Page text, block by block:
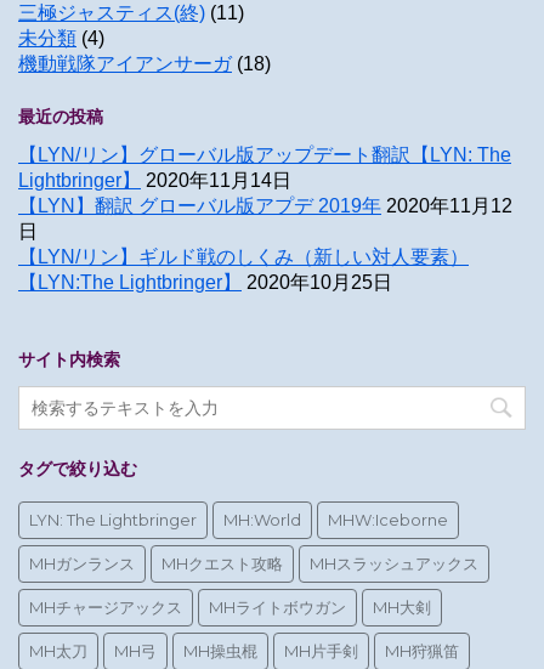
三極ジャスティス(終) (11)
未分類 (4)
機動戦隊アイアンサーガ(18)
最近の投稿
【LYN/リン】グローバル版アップデート翻訳【LYN: The
Lightbringer】
2020年11月14日
【LYN】翻訳 グローバル版アプデ 2019年 2020年11月12
日
【LYN/リン】ギルド戦のしくみ（新しい対人要素）
【LYN:The Lightbringer】
2020年10月25日
サイト内検索
タグで絞り込む
LYN: The Lightbringer MH:World MHW:Iceborne
MHガンランス MHクエスト攻略 MHスラッシュアックス
MHチャージアックス MHライトボウガン MH大剣
MH太刀 MH弓 MH操虫棍 MH片手剣 MH狩猟笛